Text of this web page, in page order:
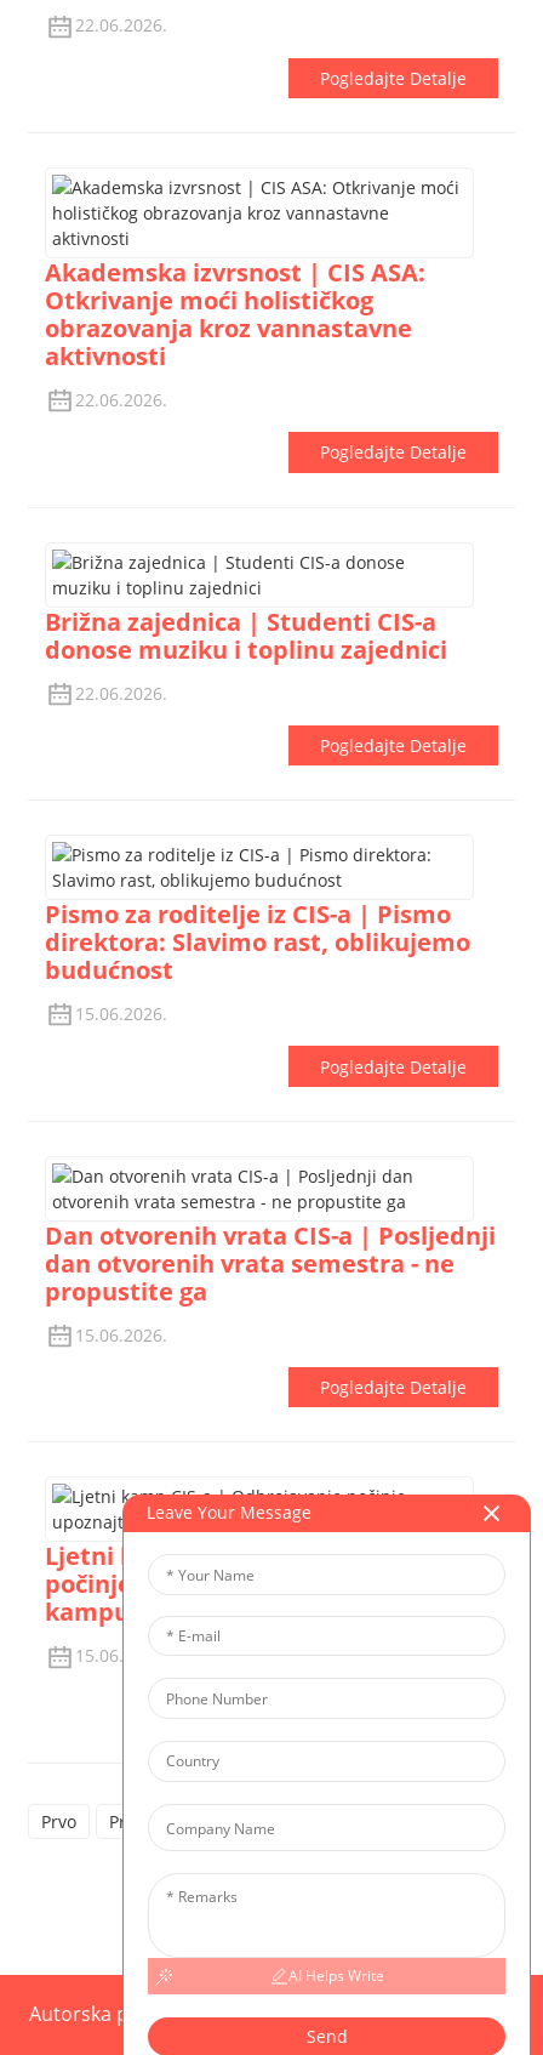
22.06.2026.
Pogledajte Detalje
Akademska izvrsnost | CIS ASA:
Otkrivanje moći holističkog
obrazovanja kroz vannastavne
aktivnosti
22.06.2026.
Pogledajte Detalje
Brižna zajednica | Studenti CIS-a
donose muziku i toplinu zajednici
22.06.2026.
Pogledajte Detalje
Pismo za roditelje iz CIS-a | Pismo
direktora: Slavimo rast, oblikujemo
budućnost
15.06.2026.
Pogledajte Detalje
Dan otvorenih vrata CIS-a | Posljednji
dan otvorenih vrata semestra - ne
propustite ga
15.06.2026.
Pogledajte Detalje
Ljetni kamp CIS-a | Odbrojavanje
počinje - upoznajte naše nastavnike u
kampu
15.06.2026.
Prvo Prethodno 1 2 Sljedeće
8
Autorska prava © 2025 CIS Sva prava pridržanaMapa
Resource
Leave Your Message
AI Helps Write
Send